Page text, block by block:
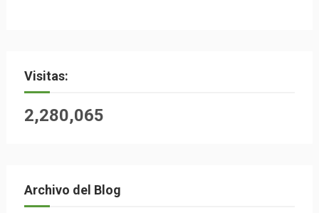
Visitas:
2,280,065
Archivo del Blog